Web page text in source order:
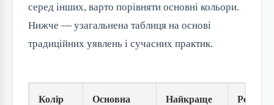
серед інших, варто порівняти основні кольори.
Нижче — узагальнена таблиця на основі
традиційних уявлень і сучасних практик.
Колір
Основна
Найкраще